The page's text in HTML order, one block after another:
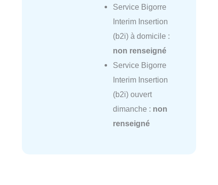
Service Bigorre
Interim Insertion
(b2i) à domicile :
non renseigné
Service Bigorre
Interim Insertion
(b2i) ouvert
dimanche : non
renseigné